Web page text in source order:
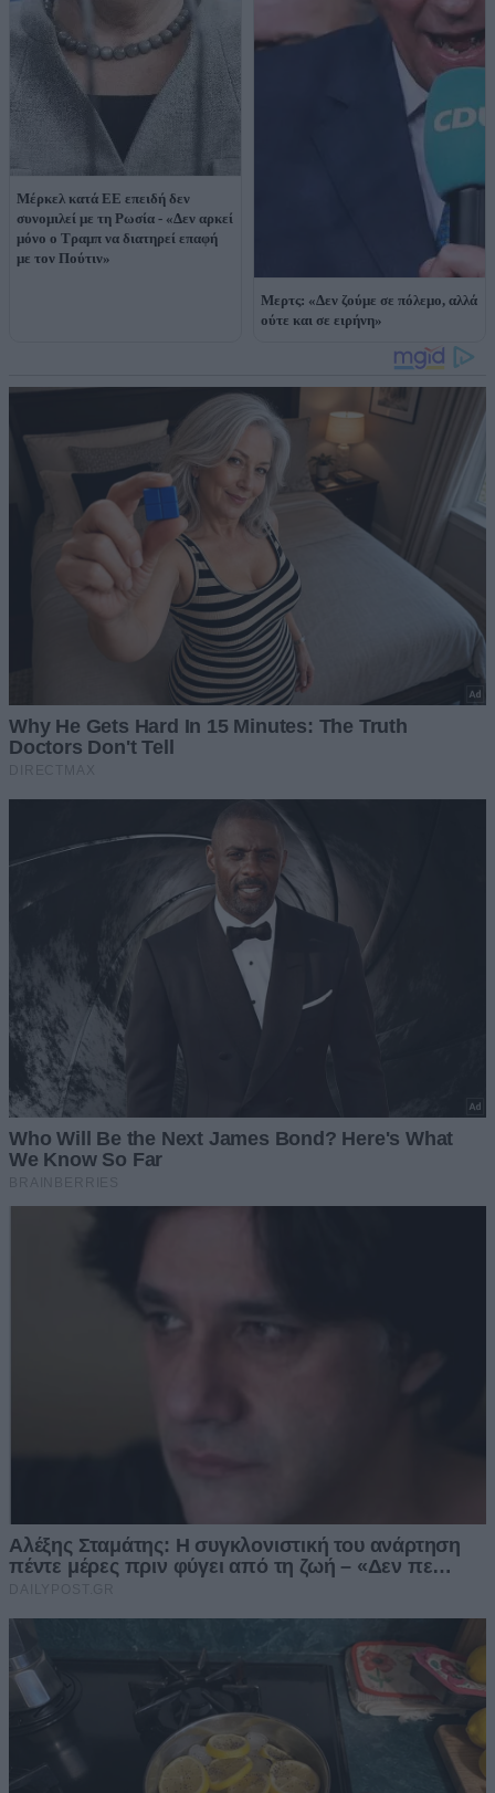
Μέρκελ κατά ΕΕ επειδή δεν
συνομιλεί με τη Ρωσία - «Δεν αρκεί
μόνο ο Τραμπ να διατηρεί επαφή
με τον Πούτιν»
Μερτς: «Δεν ζούμε σε πόλεμο, αλλά
ούτε και σε ειρήνη»